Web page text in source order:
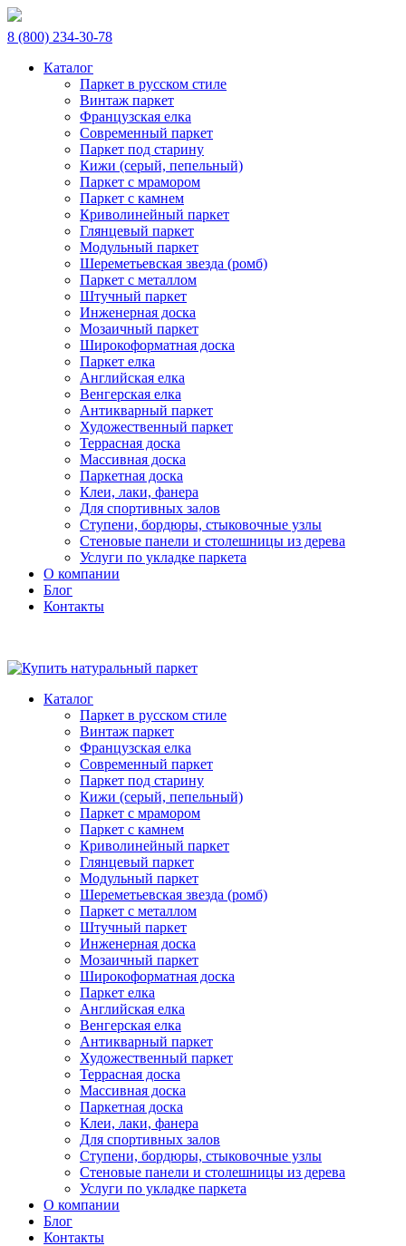
8 (800) 234-30-78
Каталог
Паркет в русском стиле
Винтаж паркет
Французская елка
Современный паркет
Паркет под старину
Кижи (серый, пепельный)
Паркет с мрамором
Паркет с камнем
Криволинейный паркет
Глянцевый паркет
Модульный паркет
Шереметьевская звезда (ромб)
Паркет с металлом
Штучный паркет
Инженерная доска
Мозаичный паркет
Широкоформатная доска
Паркет елка
Английская елка
Венгерская елка
Антикварный паркет
Художественный паркет
Террасная доска
Массивная доска
Паркетная доска
Клеи, лаки, фанера
Для спортивных залов
Ступени, бордюры, стыковочные узлы
Стеновые панели и столешницы из дерева
Услуги по укладке паркета
О компании
Блог
Контакты
Каталог
Паркет в русском стиле
Винтаж паркет
Французская елка
Современный паркет
Паркет под старину
Кижи (серый, пепельный)
Паркет с мрамором
Паркет с камнем
Криволинейный паркет
Глянцевый паркет
Модульный паркет
Шереметьевская звезда (ромб)
Паркет с металлом
Штучный паркет
Инженерная доска
Мозаичный паркет
Широкоформатная доска
Паркет елка
Английская елка
Венгерская елка
Антикварный паркет
Художественный паркет
Террасная доска
Массивная доска
Паркетная доска
Клеи, лаки, фанера
Для спортивных залов
Ступени, бордюры, стыковочные узлы
Стеновые панели и столешницы из дерева
Услуги по укладке паркета
О компании
Блог
Контакты